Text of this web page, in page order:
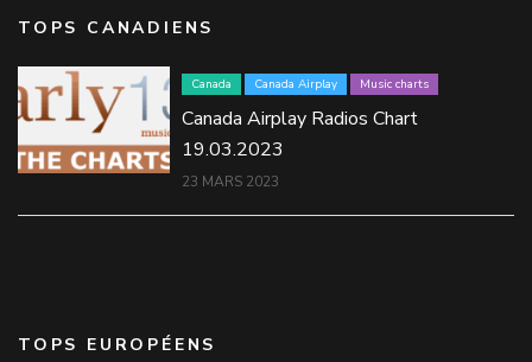
TOPS CANADIENS
Canada Canada Airplay Music charts
Canada Airplay Radios Chart
19.03.2023
23 MARS 2023
TOPS EUROPÉENS